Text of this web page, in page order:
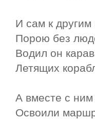
И сам к другим
Порою без
Водил он
Летящих
А вместе с
Освоили